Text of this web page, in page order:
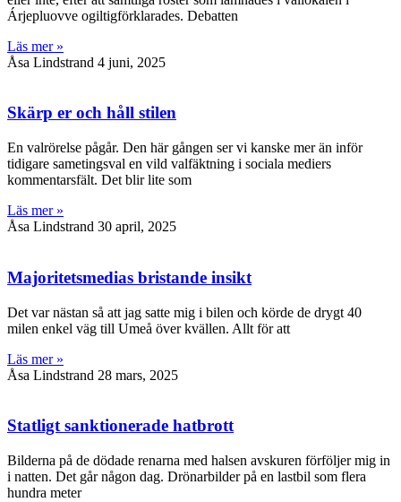
Árjepluovve ogiltigförklarades. Debatten
Läs mer »
Åsa Lindstrand 4 juni, 2025
Skärp er och håll stilen
En valrörelse pågår. Den här gången ser vi kanske mer än inför
tidigare sametingsval en vild valfäktning i sociala mediers
kommentarsfält. Det blir lite som
Läs mer »
Åsa Lindstrand 30 april, 2025
Majoritetsmedias bristande insikt
Det var nästan så att jag satte mig i bilen och körde de drygt 40
milen enkel väg till Umeå över kvällen. Allt för att
Läs mer »
Åsa Lindstrand 28 mars, 2025
Statligt sanktionerade hatbrott
Bilderna på de dödade renarna med halsen avskuren förföljer mig in
i natten. Det går någon dag. Drönarbilder på en lastbil som flera
hundra meter